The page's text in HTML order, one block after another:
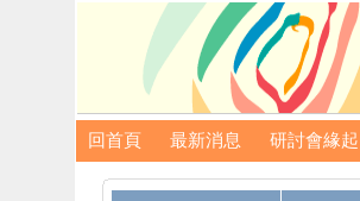
回首頁 最新消息 研討會緣起